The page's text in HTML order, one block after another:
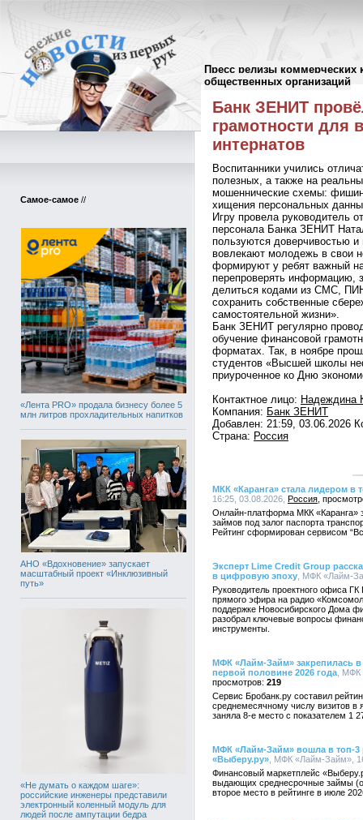
Пресс релизы коммерческих
общественных организаций
Самое-самое //
«Лента PRO» продала бизнесу более 5
млн литров прохладительных напитков
АНО «Вдохновение» запускает
масштабный проект «Инклюзивный
путь»
«Не думать о каждом шаге»:
российские инженеры представили
электронный коленный модуль для
людей после ампутации бедра
Пресс-релизы//
Банк ЗЕНИТ
грамотности для
интернатов
Воспитанники учились
полезных, а также на
мошеннические схемы:
хищения персональных
Игру провела руководитель
персонала Банка ЗЕНИТ
пользуются доверчивостью и
вовлекают молодежь в свои
формируют у ребят важный
перепроверять информацию,
делиться кодами из СМС,
сохранить собственные
самостоятельной жизни».
Банк ЗЕНИТ регулярно
обучение финансовой
форматах. Так, в ноябре
студентов «Высшей школы
приуроченное ко Дню
Контактное лицо: Надеждина
Компания: Банк ЗЕНИТ
Добавлен: 21:59, 03.06.2026
Страна: Россия
МКК «Каранга» стала лидером в
16:25, 03.08.2026, Россия
Онлайн-платформа МКК «Каранга»
займов под залог паспорта
Рейтинг сформирован сервисом
Эксперт Lime Credit Group
в цифровую эпоху , МФК «Лайм-
Руководитель проектного офиса
прямого эфира на радио
поддержке Новосибирского Дома
разобрал ключевые вопросы
инструменты.
МФК «Лайм-Займ» закрепилась
первой половине 2026 года ,
219
Сервис Бробанк.ру составил
среднемесячному числу визитов
заняла 8-е место с показателем 1
МФК «Лайм-Займ» вошла в топ-3
«Выберу.ру» , МФК «Лайм-Займ»,
Финансовый маркетплейс
выдающих среднесрочные займы
второе место в рейтинге в июле